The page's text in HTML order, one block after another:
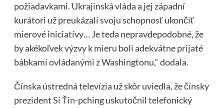
požiadavkami. Ukrajinská vláda a jej západní
kurátori už preukázali svoju schopnosť ukončiť
mierové iniciatívy… Je teda nepravdepodobné, že
by akékoľvek výzvy k mieru boli adekvátne prijaté
bábkami ovládanými z Washingtonu,“ dodala.
Čínska ústredná televízia už skôr uviedla, že čínsky
prezident Si Ťin-pching uskutočnil telefonický